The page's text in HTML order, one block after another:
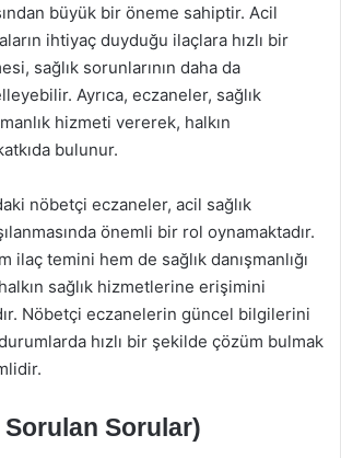
büyük bir öneme sahiptir. Acil
ihtiyaç duyduğu ilaçlara hızlı bir
sağlık sorunlarının daha da
Ayrıca, eczaneler, sağlık
hizmeti vererek, halkın
bulunur.
nöbetçi eczaneler, acil sağlık
önemli bir rol oynamaktadır.
ilaç temini hem de sağlık danışmanlığı
sağlık hizmetlerine erişimini
Nöbetçi eczanelerin güncel bilgilerini
hızlı bir şekilde çözüm bulmak
Sorulan Sorular)